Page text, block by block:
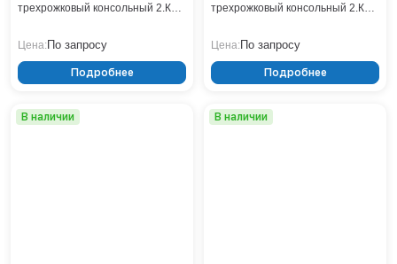
трехрожковый консольный 2.К3-
Цена:По запросу
Подробнее
трехрожковый консольный 2.К3-
Цена:По запросу
Подробнее
В наличии В наличии